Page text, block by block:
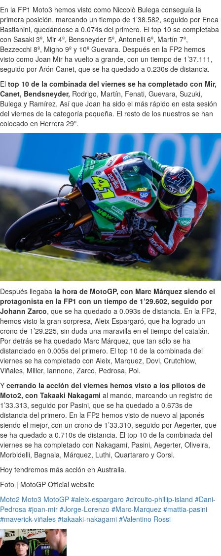
En la FP1 Moto3 hemos visto como Niccolò Bulega conseguía la
primera posición, marcando un tiempo de 1’38.582, seguido por Enea
Bastianini, quedándose a 0.074s del primero. El top 10 se completaba
con Sasaki 3º, Mir 4º, Bensneyder 5º, Antonelli 6º, Martín 7º,
Bezzecchi 8º, Migno 9º y 10º Guevara. Después en la FP2 hemos
visto como Joan Mir ha vuelto a grande, con un tiempo de 1’37.111,
seguido por Arón Canet, que se ha quedado a 0.230s de distancia.
El top 10 de la combinada del viernes se ha completado con Mir,
Canet, Bendsneyder, Rodrigo, Martín, Fenati, Guevara, Suzuki,
Bulega y Ramírez. Así que Joan ha sido el más rápido en esta sesión
del viernes de la categoría pequeña. El resto de los nuestros se han
colocado en Herrera 29º.
Después llegaba la hora de MotoGP, con Marc Márquez siendo el
protagonista en la FP1 con un tiempo de 1’29.602, seguido por
Johann Zarco, que se ha quedado a 0.093s de distancia. En la FP2,
hemos visto la gran sorpresa, Aleix Espargaró, que ha logrado un
crono de 1’29.225, sin duda una maravilla en el tiempo del catalán.
Por detrás se ha quedado Marc Márquez, que tan sólo se ha
distanciado en 0.005s del primero. El top 10 de la combinada del
viernes se ha completado con Aleix, Marquez, Dovi, Crutchlow,
Viñales, Miller, Iannone, Zarco, Pedrosa, Pol.
Y cerrando la acción del viernes hemos visto a los pilotos de
Moto2, con Takaaki Nakagami al mando, marcando un registro de
1’33.313, seguido por Pasini, que se ha quedado a 0.673s de
distancia del primero. En la FP2 hemos visto de nuevo al japonés
siendo el mejor, con un crono de 1’33.310, seguido por Aegerter, que
se ha quedado a 0.710s de distancia. El top 10 de la combinada del
viernes se ha completado con Nakagami, Pasini, Aegerter, Oliveira,
Morbidelli, Bagnaia, Márquez, Luthi, Quartararo y Corsi.
Hoy tendremos más acción en Australia.
Foto | MotoGP Official website
Moto2 Moto3 MotoGP #aleix-espargaro #circuito-phillip-island #Dani-
Pedrosa #joan-mir #Jorge-Lorenzo #Marc-Marquez #mattia-pasini
#maverick-viñales #takaaki-nakagami #Valentino Rossi